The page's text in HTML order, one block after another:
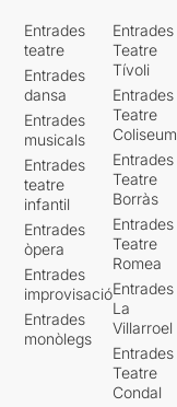
Entrades
teatre
Entrades
dansa
Entrades
musicals
Entrades
teatre
infantil
Entrades
òpera
Entrades
improvisació
Entrades
monòlegs
Entrades
Teatre
Tívoli
Entrades
Teatre
Coliseum
Entrades
Teatre
Borràs
Entrades
Teatre
Romea
Entrades
La
Villarroel
Entrades
Teatre
Condal